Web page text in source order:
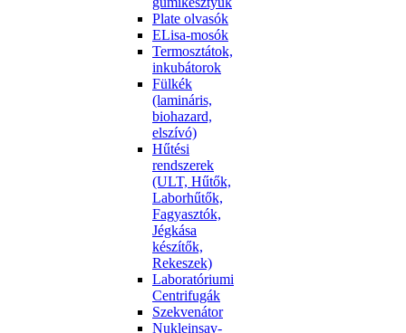
Plate olvasók
ELisa-mosók
Termosztátok,
inkubátorok
Fülkék
(lamináris,
biohazard,
elszívó)
Hűtési
rendszerek
(ULT, Hűtők,
Laborhűtők,
Fagyasztók,
Jégkása
készítők,
Rekeszek)
Laboratóriumi
Centrifugák
Szekvenátor
Nukleinsav-